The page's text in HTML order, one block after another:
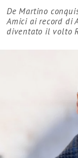
De Martino
Amici ai record di
diventato il volto